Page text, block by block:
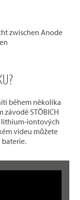
zwischen Anode
během několika
závodě STÖBICH
lithium-iontových
videu můžete